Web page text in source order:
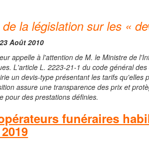
la législation sur les «
Août 2010
appelle à l'attention de M. le Ministre de
L'article L. 2223-21-1 du code général
un devis-type présentant les tarifs
assure une transparence des prix et
pour des prestations définies.
funéraires